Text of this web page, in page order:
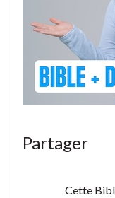
Partager
Cette